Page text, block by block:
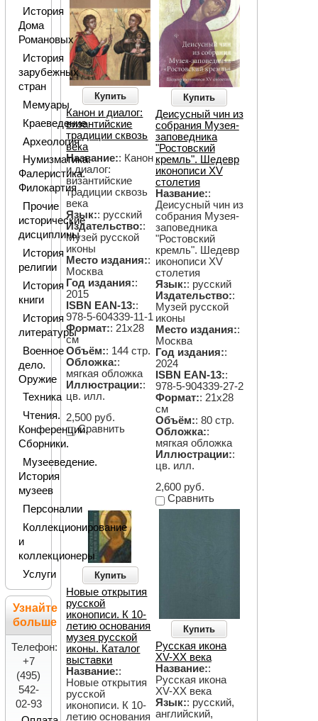
Купить
Канон и диалог:
византийские
традиции сквозь
века
Название:: Канон
и диалог:
византийские
традиции сквозь
века
Язык:: русский
Издательство::
Музей русской
иконы
Место издания::
Москва
Год издания::
2015
ISBN EAN-13::
978-5-604339-11-1
Формат:: 21х28
см
Объём:: 144 стр.
Обложка::
мягкая обложка
Иллюстрации::
цв. илл.
2,500 руб.
Сравнить
Купить
Деисусный чин из
собрания Музея-
заповедника
"Ростовский
кремль". Шедевр
иконописи XV
столетия
Название::
Деисусный чин из
собрания Музея-
заповедника
"Ростовский
кремль". Шедевр
иконописи XV
столетия
Язык:: русский
Издательство::
Музей русской
иконы
Место издания::
Москва
Год издания::
2024
ISBN EAN-13::
978-5-904339-27-2
Формат:: 21х28
см
Объём:: 80 стр.
Обложка::
мягкая обложка
Иллюстрации::
цв. илл.
2,600 руб.
Сравнить
Купить
Новые открытия
русской
иконописи. К 10-
летию основания
музея русской
иконы. Каталог
выставки
Название::
Новые открытия
русской
иконописи. К 10-
летию основания
Купить
Русская икона
XV-XX века
Название::
Русская икона
XV-XX века
Язык:: русский,
английский,
История
Дома
Романовых
История
зарубежных
стран
Мемуары
Краеведение
Археология
Нумизматика.
Фалеристика.
Филокартия
Прочие
исторические
дисциплины
История
религии
История
книги
История
литературы
Военное
дело.
Оружие
Техника
Чтения.
Конференции.
Сборники.
Музееведение.
История
музеев
Персоналии
Коллекционирование
и
коллекционеры
Услуги
Узнайте
больше
Телефон:
+7
(495)
542-
02-93